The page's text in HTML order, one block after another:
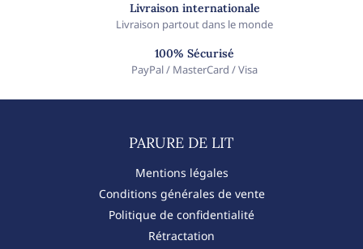
Livraison internationale
Livraison partout dans le monde
100% Sécurisé
PayPal / MasterCard / Visa
PARURE DE LIT​
Mentions légales
Conditions générales de vente
Politique de confidentialité
Rétractation